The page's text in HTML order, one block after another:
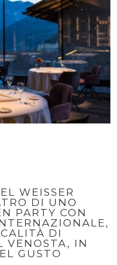
WEISSER
DI UNO
PARTY CON
DI
VENOSTA, IN
GUSTO